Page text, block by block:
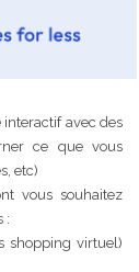
avec des
ce que vous
etc)
vous souhaitez
:
shopping virtuel)